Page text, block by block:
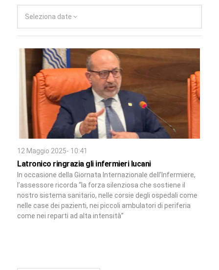
Seleziona date
12 Maggio 2025- 10:41
Latronico ringrazia gli infermieri lucani
In occasione della Giornata Internazionale dell’Infermiere,
l’assessore ricorda “la forza silenziosa che sostiene il
nostro sistema sanitario, nelle corsie degli ospedali come
nelle case dei pazienti, nei piccoli ambulatori di periferia
come nei reparti ad alta intensità”